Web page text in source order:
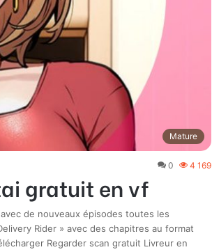
Mature
0 4 169
gratuit en vf
de nouveaux épisodes toutes les
Rider » avec des chapitres au format
Regarder scan gratuit Livreur en